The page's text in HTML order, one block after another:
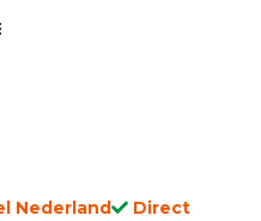
Nederland
Direct